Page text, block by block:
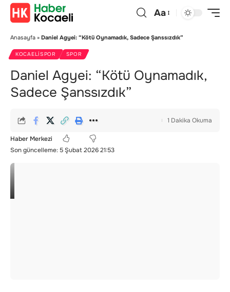
Aa
Anasayfa » Daniel Agyei: “Kötü Oynamadık, Sadece Şanssızdık”
KOCAELISPOR SPOR
Daniel Agyei: “Kötü Oynamadık,
Sadece Şanssızdık”
Son güncelleme: 5 Şubat 2026 21:53
Haber Merkezi
1 Dakika Okuma